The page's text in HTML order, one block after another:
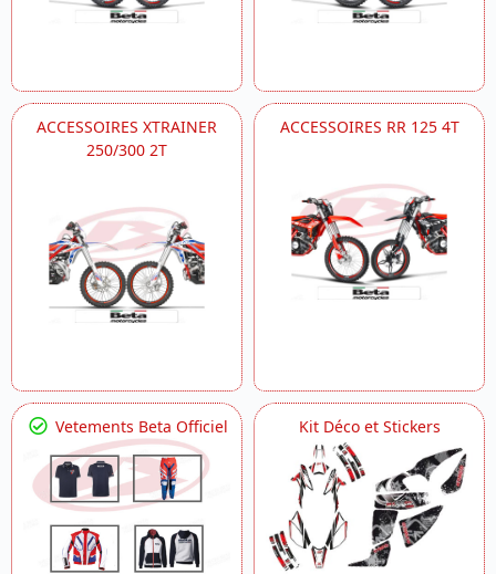
ACCESSOIRES XTRAINER
250/300 2T
ACCESSOIRES RR 125 4T
Vetements Beta Officiel Kit Déco et Stickers